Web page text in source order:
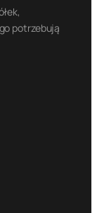
potrzebują